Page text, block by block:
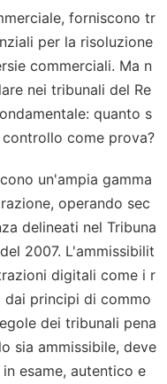
forniscono tr
per la risoluzione
commerciali. Ma n
nei tribunali del Re
quanto s
come prova?
un'ampia gamma
operando sec
delineati nel Tribuna
2007. L'ammissibilit
digitali come i r
principi di commo
dei tribunali pena
sia ammissibile, deve
esame, autentico e